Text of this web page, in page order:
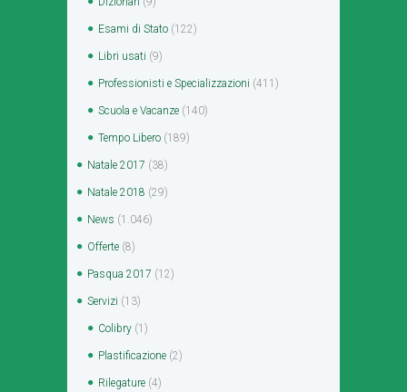
Esami di Stato (122)
Libri usati (9)
Professionisti e Specializzazioni (411)
Scuola e Vacanze (140)
Tempo Libero (189)
Natale 2017 (38)
Natale 2018 (29)
News (1.046)
Offerte (8)
Pasqua 2017 (12)
Servizi (13)
Colibry (1)
Plastificazione (2)
Rilegature (4)